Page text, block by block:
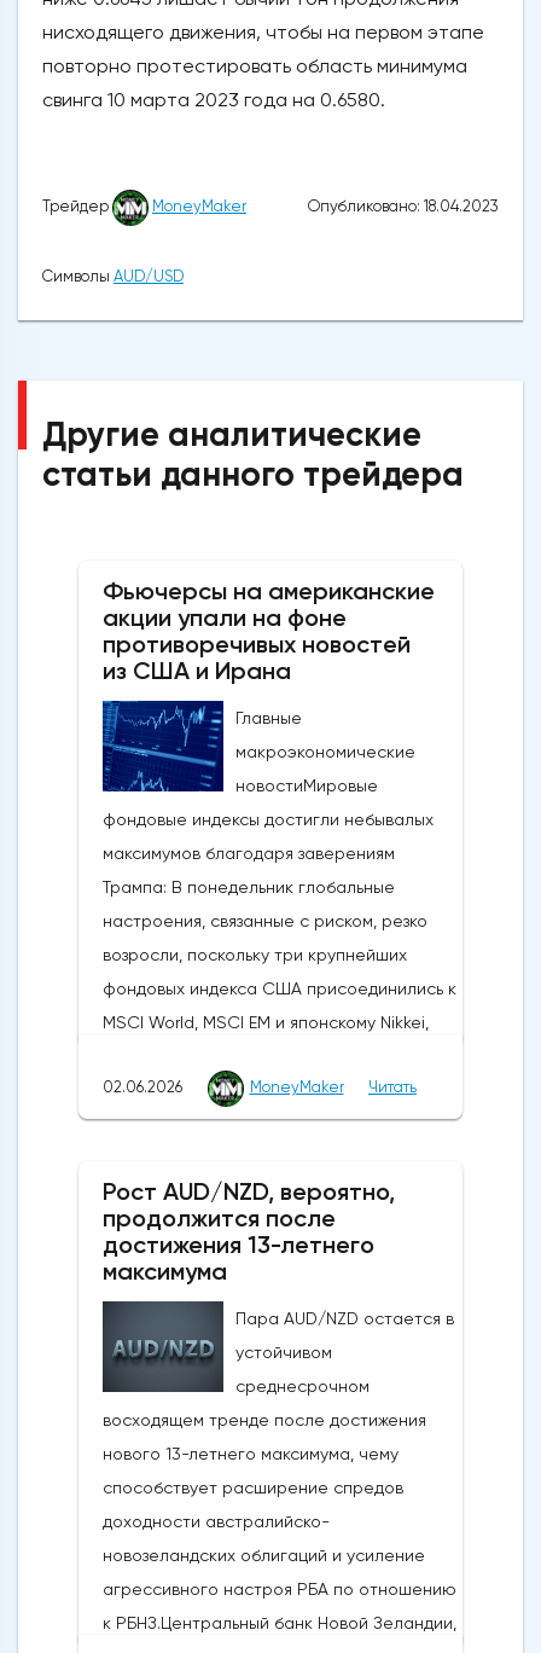
нисходящего движения, чтобы на первом этапе
повторно протестировать область минимума
свинга 10 марта 2023 года на 0.6580.
Трейдер MoneyMaker Опубликовано: 18.04.2023
Символы AUD/USD
Другие аналитические
статьи данного трейдера
Фьючерсы на американские
акции упали на фоне
противоречивых новостей
из США и Ирана
Главные
макроэкономические
новостиМировые
фондовые индексы достигли небывалых
максимумов благодаря заверениям
Трампа: В понедельник глобальные
настроения, связанные с риском, резко
возросли, поскольку три крупнейших
фондовых индекса США присоединились к
MSCI World, MSCI EM и японскому Nikkei,
Широкое продвижение вперед
последовало за заявлениями президента
то, что, несмотря на новые военные
обмены в выходные, Вашингтон и Тегеран
по-прежнему ведут активные
дискуссии.Производственная активность в
США достигла 4-летнего максимума:
Несмотря на структурные проблемы,
связанные с нефтяным кризисом в
регионе и рекордно низким уровнем
потребительского доверия,
опубликованные в понедельник данные
показали, что производственная
активность в США растет самыми
быстрыми темпами за последние четыре
02.06.2026 MoneyMaker Читать
Рост AUD/NZD, вероятно,
продолжится после
достижения 13-летнего
максимума
Пара AUD/NZD остается в
устойчивом
среднесрочном
восходящем тренде после достижения
нового 13-летнего максимума, чему
способствует расширение спредов
доходности австралийско-
новозеландских облигаций и усиление
агрессивного настроя РБА по отношению
к РБНЗ.Центральный банк Новой Зеландии,